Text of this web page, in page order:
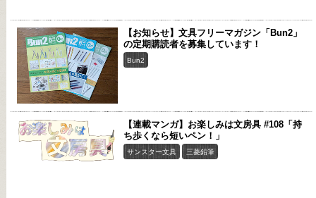
【お知らせ】文具フリーマガジン「Bun2」
の定期購読者を募集しています！
Bun2
【連載マンガ】お楽しみは文房具 #108「持
ち歩くなら短いペン！」
サンスター文具 三菱鉛筆